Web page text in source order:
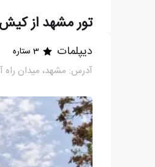
تور مشهد از
دیپلمات 3 ستاره
آدرس: مشهد، میدان راه